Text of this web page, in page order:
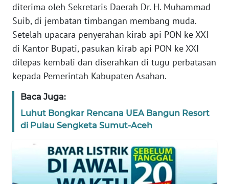
diterima oleh Sekretaris Daerah Dr. H. Muhammad
Suib, di jembatan timbangan membang muda.
Setelah upacara penyerahan kirab api PON ke XXI
di Kantor Bupati, pasukan kirab api PON ke XXI
dilepas kembali dan diserahkan di tugu perbatasan
kepada Pemerintah Kabupaten Asahan.
Baca Juga:
Luhut Bongkar Rencana UEA Bangun Resort
di Pulau Sengketa Sumut-Aceh
SUMUT
WN
JAKARTA
JABAR
WN